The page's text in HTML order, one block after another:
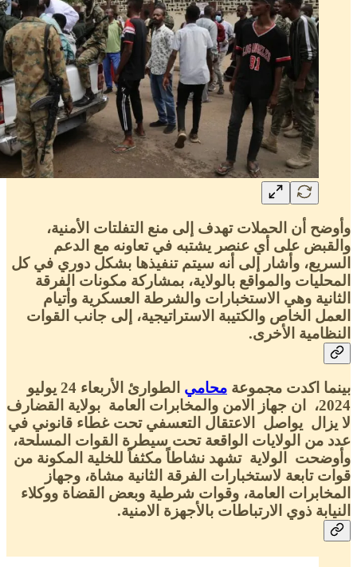
وأوضح أن الحملات تهدف إلى منع التفلتات الأمنية،
والقبض على أي عنصر يشتبه في تعاونه مع الدعم
السريع، وأشار إلى أنه سيتم تنفيذها بشكل دوري في كل
المحليات والمواقع بالولاية، بمشاركة مكونات الفرقة
الثانية وهي الاستخبارات والشرطة العسكرية وأتيام
العمل الخاص والكتيبة الاستراتيجية، إلى جانب القوات
النظامية الأخرى.
بينما اكدت مجموعة محامي
الطوارئ الأربعاء 24 يوليو
2024، ان جهاز الامن والمخابرات العامة بولاية القضارف
لا يزال يواصل الاعتقال التعسفي تحت غطاء قانوني في
عدد من الولايات الواقعة تحت سيطرة القوات المسلحة،
وأوضحت الولاية تشهد نشاطاً مكثفاً للخلية المكونة من
قوات تابعة لاستخبارات الفرقة الثانية مشاة، وجهاز
المخابرات العامة، وقوات شرطية وبعض القضاة ووكلاء
النيابة ذوي الارتباطات بالأجهزة الامنية.